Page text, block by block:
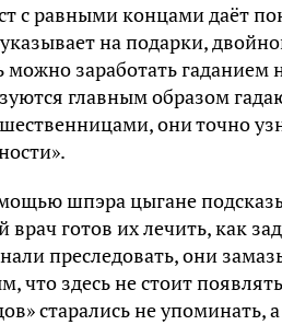
с равными концами даёт
на подарки,
можно заработать
главным образом
они точно
шпэра цыгане
врач готов их лечить, как
преследовать, они
что здесь не стоит
старались не